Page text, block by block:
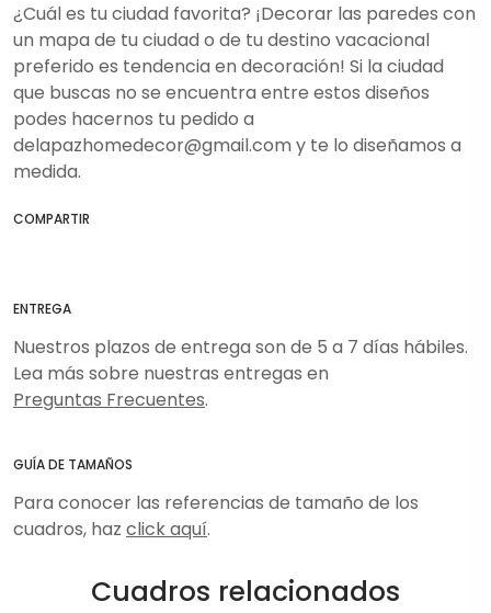
¿Cuál es tu ciudad favorita? ¡Decorar las paredes con
un mapa de tu ciudad o de tu destino vacacional
preferido es tendencia en decoración! Si la ciudad
que buscas no se encuentra entre estos diseños
podes hacernos tu pedido a
delapazhomedecor@gmail.com y te lo diseñamos a
medida.
COMPARTIR
ENTREGA
Nuestros plazos de entrega son de 5 a 7 días hábiles.
Lea más sobre nuestras entregas en
Preguntas Frecuentes.
GUÍA DE TAMAÑOS
Para conocer las referencias de tamaño de los
cuadros, haz click aquí.
Cuadros relacionados